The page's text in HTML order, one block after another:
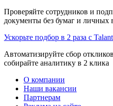
Проверяйте сотрудников и
документы без бумаг и личных
Ускорьте подбор в 2 раза с
Автоматизируйте сбор
собирайте аналитику в 2 клика
О компании
Наши вакансии
Партнерам